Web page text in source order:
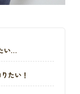
い…
たい！